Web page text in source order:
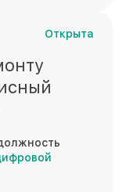
Открыта